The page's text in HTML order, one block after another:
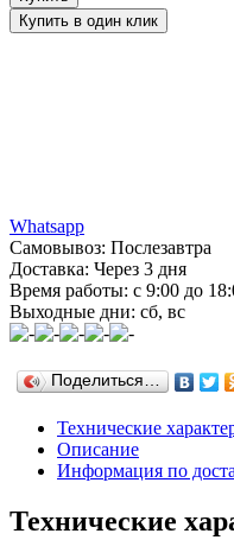
Whatsapp
Самовывоз: Послезавтра
Доставка: Через 3 дня
Время работы: с 9:00 до
Выходные дни: сб, вс
Поделиться…
Технические
Описание
Информация по
Технические